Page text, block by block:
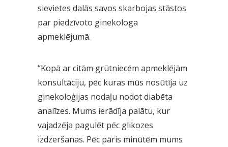
sievietes dalās savos skarbojas stāstos
par piedzīvoto ginekologa
apmeklējumā.
“Kopā ar citām grūtniecēm apmeklējām
konsultāciju, pēc kuras mūs nosūtīja uz
ginekoloģijas nodaļu nodot diabēta
analīzes. Mums ierādīja palātu, kur
vajadzēja pagulēt pēc glikozes
izdzeršanas. Pēc pāris minūtēm mums